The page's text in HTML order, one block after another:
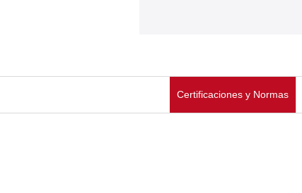
Certificaciones y Normas